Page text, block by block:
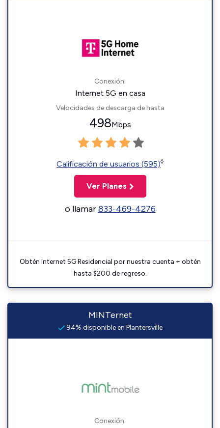
Conexión:
Internet 5G en casa
Velocidades de descarga de hasta
498Mbps
Calificación de usuarios (595)◊
Ver Planes
o llamar833-469-4276
Obtén Internet 5G Residencial por nuestra cuenta + obtén
hasta $200 de regreso.
MINTernet
94% disponible en Plantersville
Conexión: